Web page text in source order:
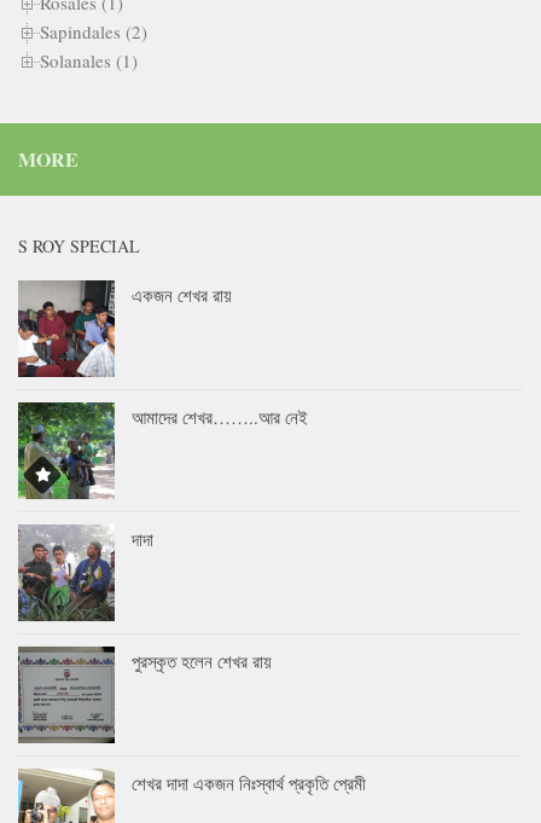
Sapindales (2)
Solanales (1)
MORE
S ROY SPECIAL
একজন শেখর রায়
আমাদের শেখর……..আর নেই
দাদা
পুরস্কৃত হলেন শেখর রায়
শেখর দাদা একজন নিঃস্বার্থ প্রকৃতি প্রেমী